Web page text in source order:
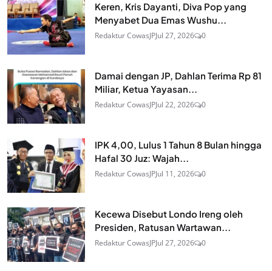
Keren, Kris Dayanti, Diva Pop yang
Menyabet Dua Emas Wushu...
Redaktur CowasJPJul 27, 2026 0
Damai dengan JP, Dahlan Terima Rp 81
Miliar, Ketua Yayasan...
Redaktur CowasJPJul 22, 2026 0
IPK 4,00, Lulus 1 Tahun 8 Bulan hingga
Hafal 30 Juz: Wajah...
Redaktur CowasJPJul 11, 2026 0
Kecewa Disebut Londo Ireng oleh
Presiden, Ratusan Wartawan...
Redaktur CowasJPJul 27, 2026 0